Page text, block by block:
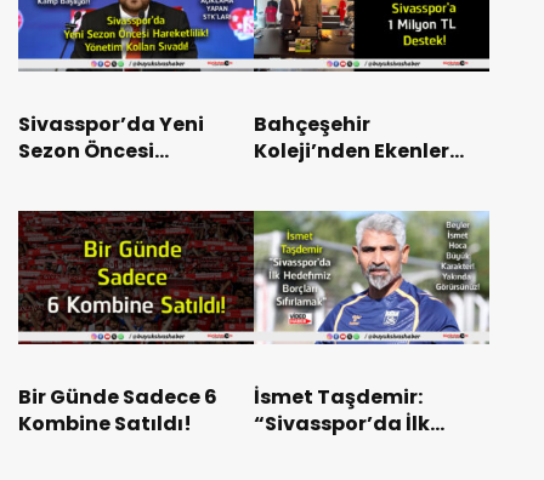
Sivasspor’da Yeni
Sezon Öncesi
Kolları Sıvadı!
Bahçeşehir
Koleji’nden Ekenler
Milyon TL Destek!
Bir Günde Sadece 6
Kombine Satıldı!
İsmet Taşdemir:
“Sivasspor’da İlk